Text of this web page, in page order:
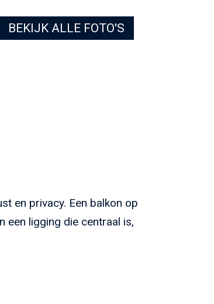
BEKIJK ALLE FOTO'S
en privacy. Een balkon op
een ligging die centraal is,